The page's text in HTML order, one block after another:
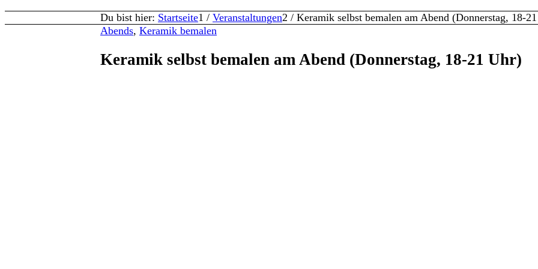
Du bist hier: Startseite1 / Veranstaltungen2 / Keramik selbst bemalen am Abend (Donnerstag, 18-
Abends, Keramik bemalen
Keramik selbst bemalen am Abend (Donnerstag, 18-21 Uhr)